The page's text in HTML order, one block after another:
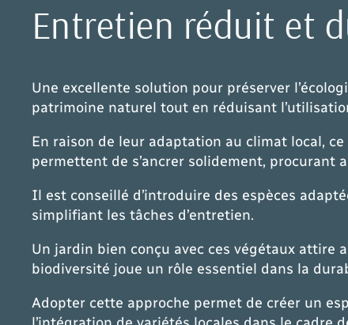
Entretien réduit et
Une excellente solution pour préserver
patrimoine naturel tout en réduisant
En raison de leur adaptation au climat local,
permettent de s’ancrer solidement,
Il est conseillé d’introduire des espèces
simplifiant les tâches d’entretien.
Un jardin bien conçu avec ces végétaux attire
biodiversité joue un rôle essentiel dans la
Adopter cette approche permet de créer un